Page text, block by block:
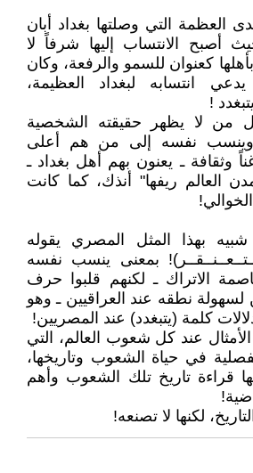
التي وصلتها بغداد أبان
أصبح الانتساب إليها شرفاً لا
كعنوان للسمو والرفعة، وكان
انتسابه لبغداد العظيمة،
!
من لا يظهر حقيقته الشخصية
وينسب نفسه إلى من هم أعلى
وثقافة ـ يعنون بهم أهل بغداد ـ
العالم ريفها" أنذك، كما كانت
بهذا المثل المصري يقوله
بمعنى ينسب نفسه
الاتراك ـ لكنهم قلبوا حرف
لسهولة نطقه عند العراقيين ـ وهو
كلمة (يتبغدد) عند المصريين!
عند كل شعوب العالم، التي
في حياة الشعوب وتاريخها،
قراءة تاريخ تلك الشعوب وأهم
لكنها لا تصنعه!